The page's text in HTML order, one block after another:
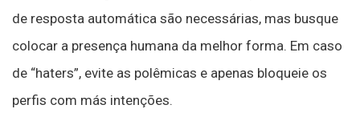
de resposta automática são necessárias, mas busque
colocar a presença humana da melhor forma. Em caso
de “haters”, evite as polêmicas e apenas bloqueie os
perfis com más intenções.